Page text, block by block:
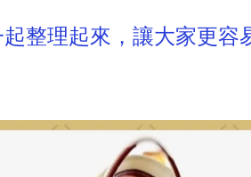
整理起來，讓大家更容